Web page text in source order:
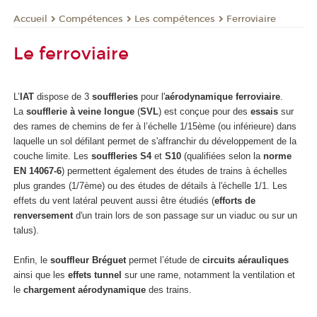
Accueil Compétences Les compétences Ferroviaire
Le ferroviaire
L’IAT dispose de 3 souffleries pour l'aérodynamique ferroviaire
La soufflerie à veine longue (SVL) est conçue pour des essais sur
des rames de chemins de fer à l’échelle 1/15ème (ou inférieure) dans
laquelle un sol défilant permet de s'affranchir du développement de la
couche limite. Les souffleries S4et S10 (qualifiées selon la norme
EN 14067-6) permettent également des études de trains à échelles
plus grandes (1/7ème) ou des études de détails à l'échelle 1/1. Les
effets du vent latéral peuvent aussi être étudiés (efforts de
renversement d'un train lors de son passage sur un viaduc ou sur un
talus).
Enfin, le souffleur Bréguet permet l’étude de circuits aérauliques
ainsi que les effets tunnel sur une rame, notamment la ventilation et
le chargement aérodynamique des trains.